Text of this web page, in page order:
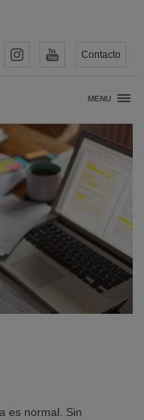
Contacto
MENU
es normal. Sin